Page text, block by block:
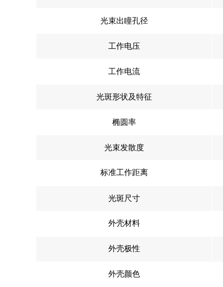
光束出瞳孔径
工作电压
工作电流
光斑形状及特征
椭圆率
光束发散度
标准工作距离
光斑尺寸
外壳材料
外壳极性
外壳颜色